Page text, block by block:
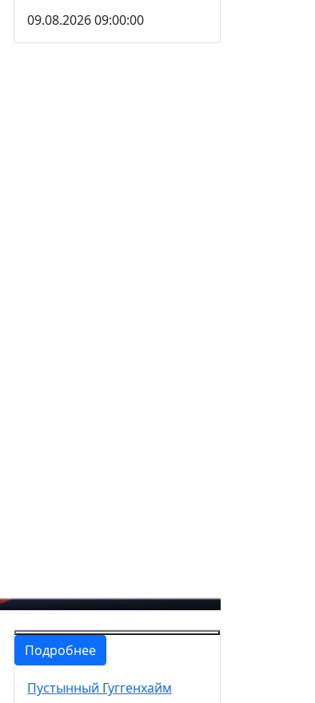
09.08.2026 09:00:00
Подробнее
Пустынный Гуггенхайм